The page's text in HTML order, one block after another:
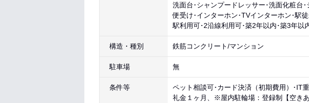
洗面台･シャンプードレッサー･洗面化粧台
便受け･インターホン･TVインターホン･駅
駅利用可･2沿線利用可･築2年以内･築3年
構造・種別 鉄筋コンクリート/マンション
駐車場 無
条件等
ペット相談可･カード決済（初期費用）･IT
礼金１ヶ月、※屋内駐輪場：登録制【空き